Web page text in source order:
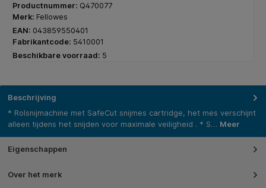
Productnummer: Q470077
Merk: Fellowes
EAN: 043859550401
Fabrikantcode: 5410001
Beschikbare voorraad: 5
Beschrijving
* Rolsnijmachine met SafeCut snijmes cartridge, het mes verschijnt
alleen tijdens het snijden voor maximale veiligheid . * S… Meer
Eigenschappen
Over het merk